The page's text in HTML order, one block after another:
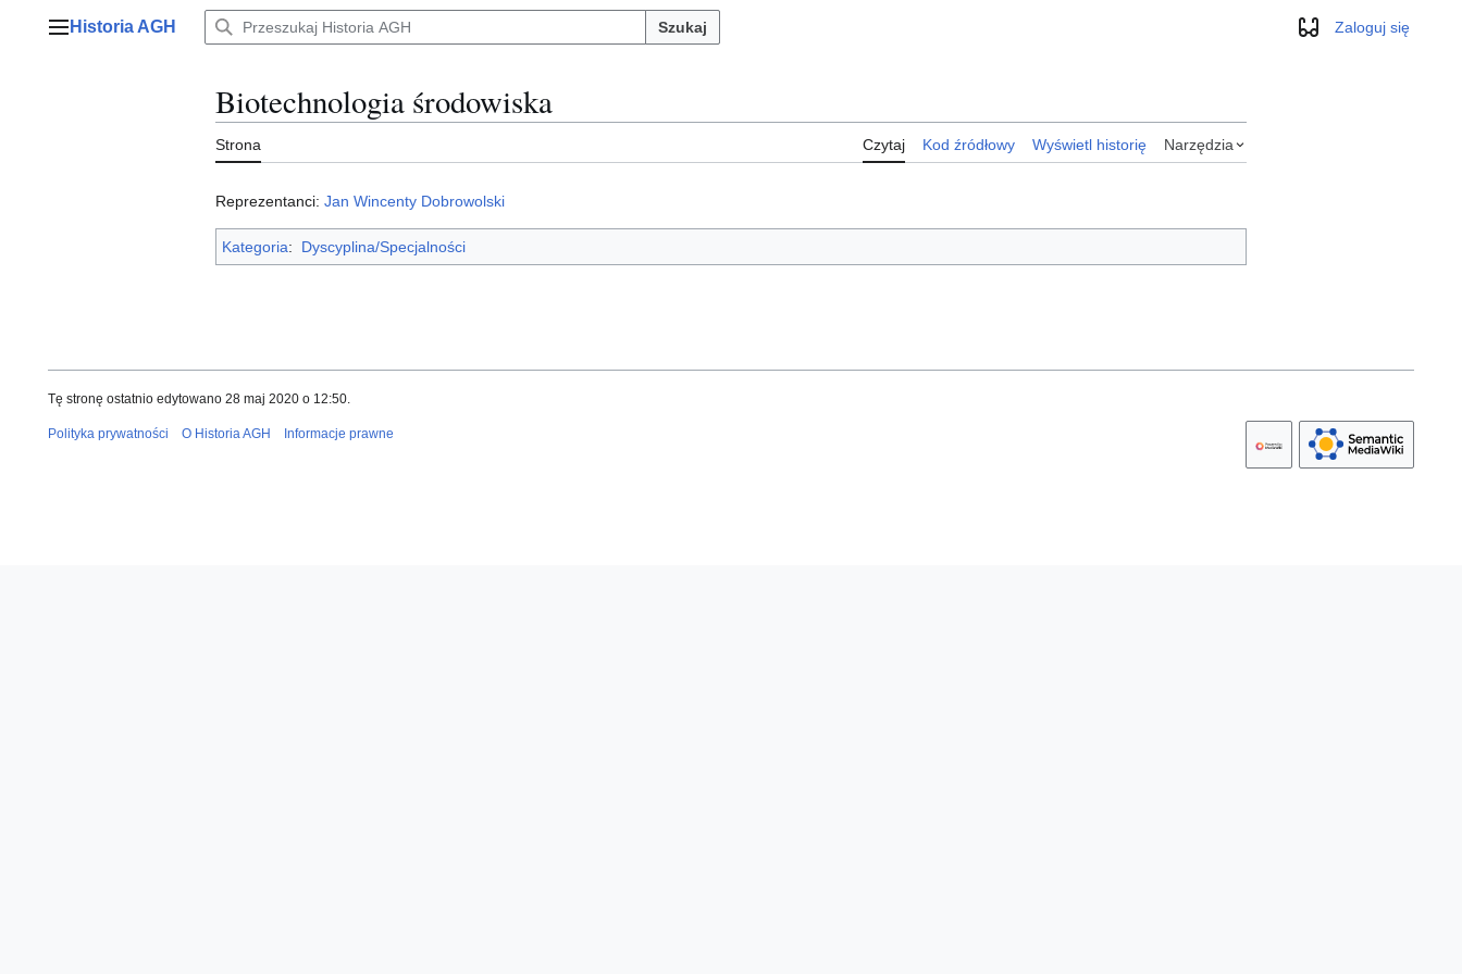
Menu główne
Historia AGH Szukaj WyglądZaloguj się
Biotechnologia środowiska
Strona Czytaj Kod źródłowy Wyświetl historię Narzędzia
Reprezentanci: Jan Wincenty Dobrowolski
Kategoria: Dyscyplina/Specjalności
Tę stronę ostatnio edytowano 28 maj 2020 o 12:50.
Polityka prywatności O Historia AGH Informacje prawne